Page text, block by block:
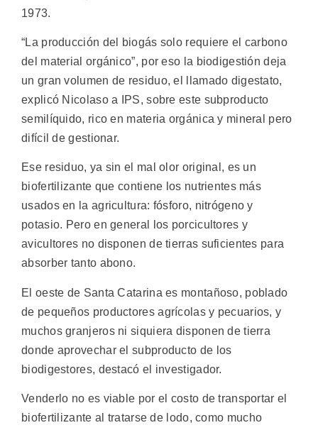
1973.
“La producción del biogás solo requiere el carbono
del material orgánico”, por eso la biodigestión deja
un gran volumen de residuo, el llamado digestato,
explicó Nicolaso a IPS, sobre este subproducto
semilíquido, rico en materia orgánica y mineral pero
difícil de gestionar.
Ese residuo, ya sin el mal olor original, es un
biofertilizante que contiene los nutrientes más
usados en la agricultura: fósforo, nitrógeno y
potasio. Pero en general los porcicultores y
avicultores no disponen de tierras suficientes para
absorber tanto abono.
El oeste de Santa Catarina es montañoso, poblado
de pequeños productores agrícolas y pecuarios, y
muchos granjeros ni siquiera disponen de tierra
donde aprovechar el subproducto de los
biodigestores, destacó el investigador.
Venderlo no es viable por el costo de transportar el
biofertilizante al tratarse de lodo, como mucho